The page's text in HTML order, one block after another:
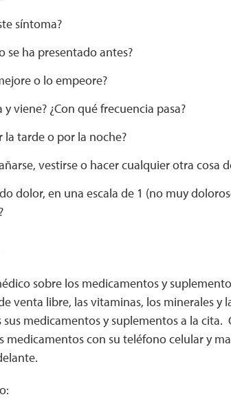
síntoma?
se ha presentado antes?
o lo empeore?
viene? ¿Con qué frecuencia pasa?
la tarde o por la noche?
vestirse o hacer cualquier otra cosa
dolor, en una escala de 1 (no muy
sobre los medicamentos y
venta libre, las vitaminas, los minerales y
medicamentos y suplementos a la cita.
medicamentos con su teléfono celular y